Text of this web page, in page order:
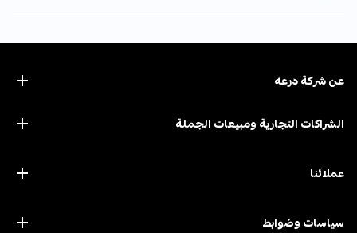
عن ﺷﺮﻛﺔ درﻋﻪ
الشراكات التجارية ومبيعات الجملة
عملائنا
سياسات وضوابط